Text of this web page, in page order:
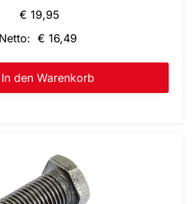
€ 19,95
Netto: € 16,49
In den Warenkorb